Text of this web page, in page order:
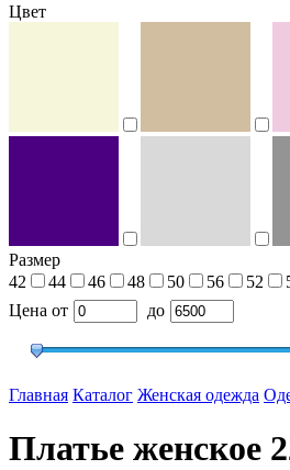
Цвет
Размер
42
44 46 48 50 56 52
Цена от до
Главная Каталог Женская одежда
Платье женское